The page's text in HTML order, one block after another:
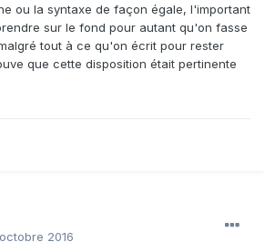
ou la syntaxe de façon égale, l'important
sur le fond pour autant qu'on fasse
tout à ce qu'on écrit pour rester
que cette disposition était pertinente
2016